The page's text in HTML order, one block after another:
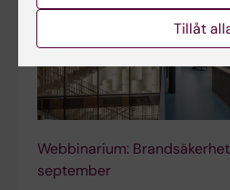
Webbinarium:
september
Tillåt